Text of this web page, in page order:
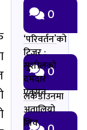
0
‘परिवर्तन’को
टिजर :
सुशीलको
दमदार
एक्सन
0
लकडाउनमा
अतालियो
शिव